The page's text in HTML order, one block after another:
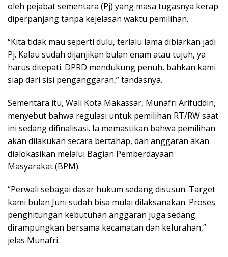
oleh pejabat sementara (Pj) yang masa tugasnya kerap
diperpanjang tanpa kejelasan waktu pemilihan.
“Kita tidak mau seperti dulu, terlalu lama dibiarkan jadi
Pj. Kalau sudah dijanjikan bulan enam atau tujuh, ya
harus ditepati. DPRD mendukung penuh, bahkan kami
siap dari sisi penganggaran,” tandasnya.
Sementara itu, Wali Kota Makassar, Munafri Arifuddin,
menyebut bahwa regulasi untuk pemilihan RT/RW saat
ini sedang difinalisasi. Ia memastikan bahwa pemilihan
akan dilakukan secara bertahap, dan anggaran akan
dialokasikan melalui Bagian Pemberdayaan
Masyarakat (BPM).
“Perwali sebagai dasar hukum sedang disusun. Target
kami bulan Juni sudah bisa mulai dilaksanakan. Proses
penghitungan kebutuhan anggaran juga sedang
dirampungkan bersama kecamatan dan kelurahan,”
jelas Munafri.